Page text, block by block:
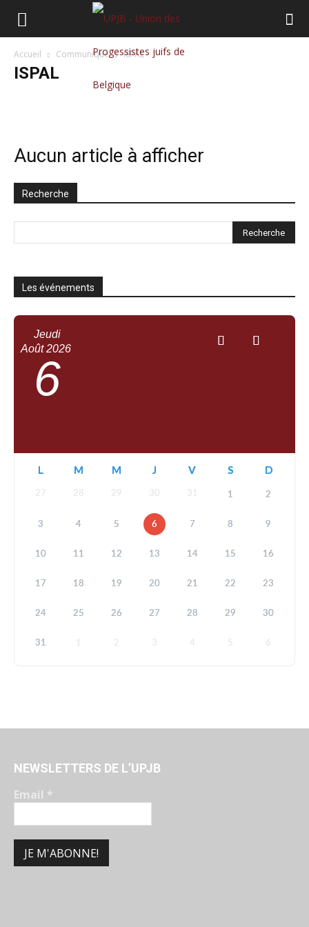
Accueil Communiqué ISPAL
ISPAL
Aucun article à afficher
Recherche
Les événements
Jeudi
Août 2026
6
L M M J V S D
27 28 29 30 31 1 2
3 4 5 6 7 8 9
10 11 12 13 14 15 16
17 18 19 20 21 22 23
24 25 26 27 28 29 30
31 1 2 3 4 5 6
NEWSLETTERS DE L’UPJB
Email *